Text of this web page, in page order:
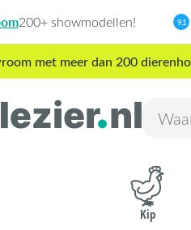
200+ showmodellen! 9,1
met meer dan 200
Kip